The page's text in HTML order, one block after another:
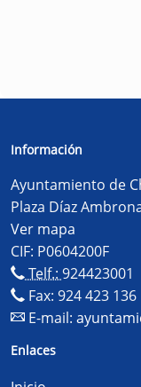
Información
Ayuntamiento de
Plaza Díaz
Ver mapa
CIF: P0604200F
Telf.: 924423001
Fax: 924 423 136
E-mail:
Enlaces